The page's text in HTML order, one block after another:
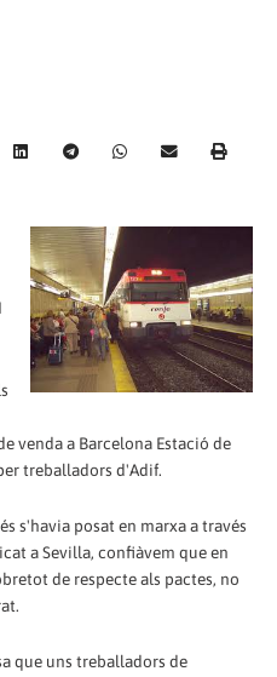
venda a Barcelona Estació de
treballadors d'Adif.
s'havia posat en marxa a través
a Sevilla, confiàvem que en
de respecte als pactes, no
que uns treballadors de